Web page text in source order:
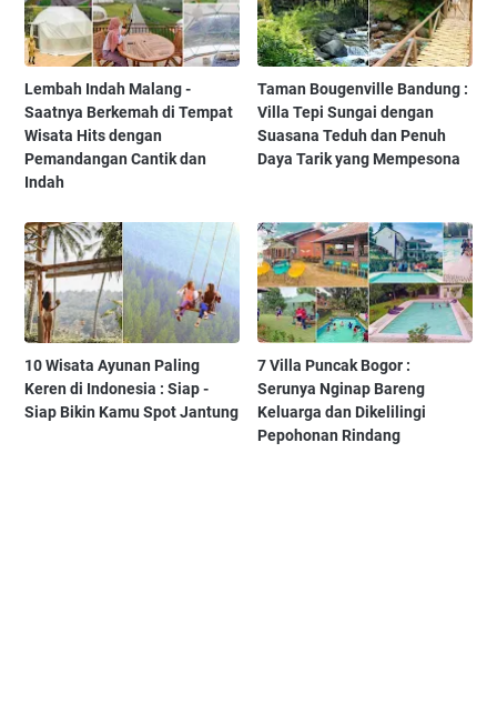
Lembah Indah Malang -
Saatnya Berkemah di Tempat
Wisata Hits dengan
Pemandangan Cantik dan
Indah
Taman Bougenville Bandung :
Villa Tepi Sungai dengan
Suasana Teduh dan Penuh
Daya Tarik yang Mempesona
10 Wisata Ayunan Paling
Keren di Indonesia : Siap -
Siap Bikin Kamu Spot Jantung
7 Villa Puncak Bogor :
Serunya Nginap Bareng
Keluarga dan Dikelilingi
Pepohonan Rindang